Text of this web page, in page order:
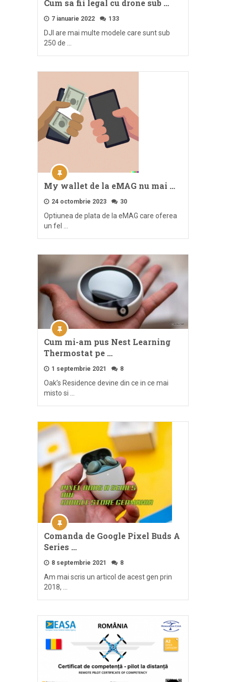
Cum sa fii legal cu drone sub …
7 ianuarie 2022 133
DJI are mai multe modele care sunt sub
250 de …
My wallet de la eMAG nu mai …
24 octombrie 2023 30
Optiunea de plata de la eMAG care oferea
un fel …
Cum mi-am pus Nest Learning
Thermostat pe …
1 septembrie 2021 8
Oak’s Residence devine din ce in ce mai
misto si …
Comanda de Google Pixel Buds A
Series …
8 septembrie 2021 8
Am mai scris un articol de acest gen prin
2018, …